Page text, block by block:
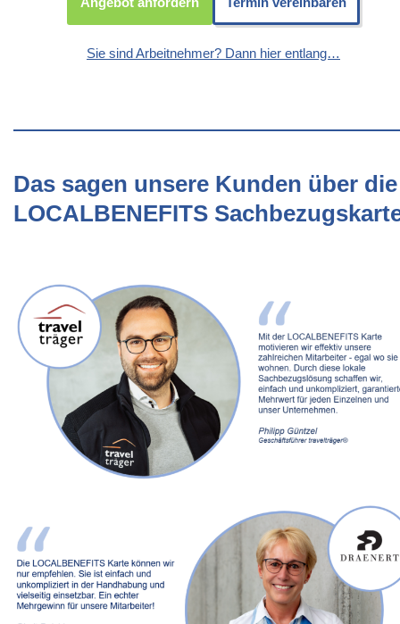
Sie sind Arbeitnehmer? Dann hier entlang…
Das sagen unsere Kunden über die
LOCALBENEFITS